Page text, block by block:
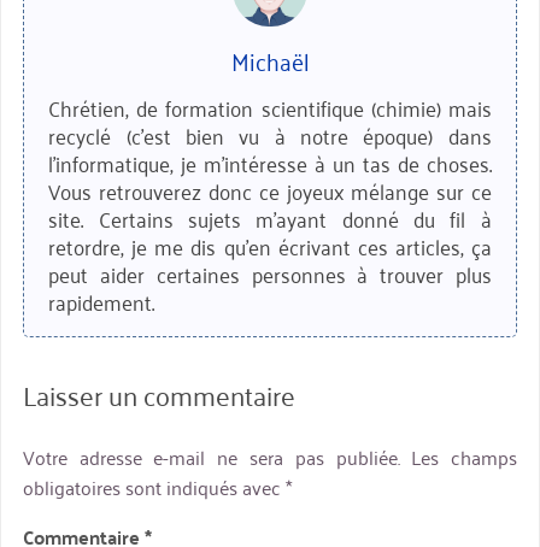
Michaël
Chrétien, de formation scientifique (chimie) mais
recyclé (c'est bien vu à notre époque) dans
l'informatique, je m'intéresse à un tas de choses.
Vous retrouverez donc ce joyeux mélange sur ce
site. Certains sujets m'ayant donné du fil à
retordre, je me dis qu'en écrivant ces articles, ça
peut aider certaines personnes à trouver plus
rapidement.
Laisser un commentaire
Votre adresse e-mail ne sera pas publiée. Les champs
obligatoires sont indiqués avec*
Commentaire*